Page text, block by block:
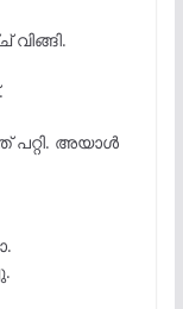
പറ്റി. അയാൾ